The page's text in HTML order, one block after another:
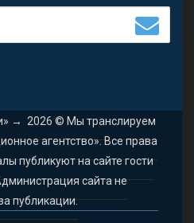
→ 2026 © Мы транслируем
агентство». Все права
публикуют на сайте гости
сайта не
публикации.